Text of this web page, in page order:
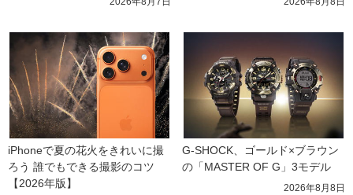
iPhoneで夏の花火をきれいに撮
ろう 誰でもできる撮影のコツ
【2026年版】
G-SHOCK、ゴールド×ブラウン
の「MASTER OF G」3モデル
2026年8月8日